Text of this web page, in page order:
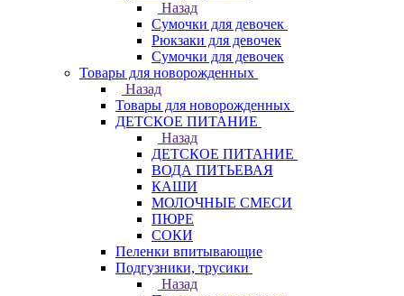
Назад
Сумочки для девочек
Рюкзаки для девочек
Сумочки для девочек
Товары для новорожденных
Назад
Товары для новорожденных
ДЕТСКОЕ ПИТАНИЕ
Назад
ДЕТСКОЕ ПИТАНИЕ
ВОДА ПИТЬЕВАЯ
КАШИ
МОЛОЧНЫЕ СМЕСИ
ПЮРЕ
СОКИ
Пеленки впитывающие
Подгузники, трусики
Назад